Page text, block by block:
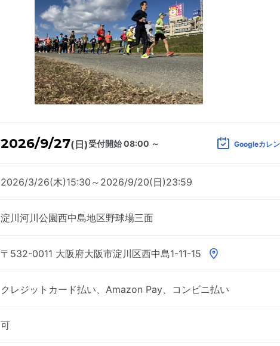
2026/9/27(日)受付開始 08:00 ～ Googleカレ
2026/3/26(木)15:30～2026/9/20(日)23:59
淀川河川公園西中島地区野球場三面
〒532-0011 大阪府大阪市淀川区西中島1-11-15
クレジットカード払い、Amazon Pay、コンビニ払い
可